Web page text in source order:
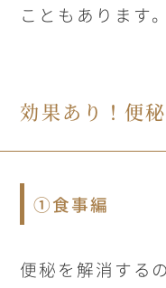
こともあります。
効果あり！便
①食事編
便秘を解消する